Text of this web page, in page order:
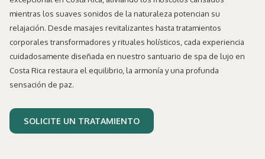
mientras los suaves sonidos de la naturaleza potencian su
relajación. Desde masajes revitalizantes hasta tratamientos
corporales transformadores y rituales holísticos, cada experiencia
cuidadosamente diseñada en nuestro santuario de spa de lujo en
Costa Rica restaura el equilibrio, la armonía y una profunda
sensación de paz.
SOLICITE UN TRATAMIENTO